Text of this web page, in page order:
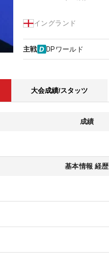
イングランド
主戦 DPワールド
大会成績/スタッツ
成績
基本情報 経歴